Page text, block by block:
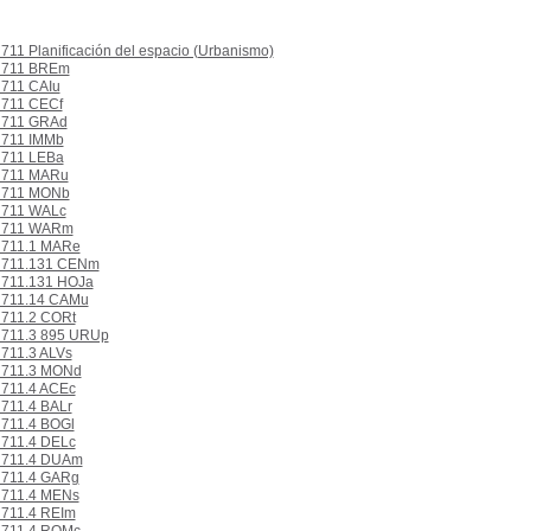
711 Planificación del espacio (Urbanismo)
711 BREm
711 CAIu
711 CECf
711 GRAd
711 IMMb
711 LEBa
711 MARu
711 MONb
711 WALc
711 WARm
711.1 MARe
711.131 CENm
711.131 HOJa
711.14 CAMu
711.2 CORt
711.3 895 URUp
711.3 ALVs
711.3 MONd
711.4 ACEc
711.4 BALr
711.4 BOGl
711.4 DELc
711.4 DUAm
711.4 GARg
711.4 MENs
711.4 REIm